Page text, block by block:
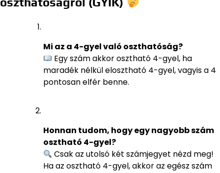
Mi az a 4-gyel való oszthatóság?
Egy szám akkor osztható 4-gyel, ha
maradék nélkül elosztható 4-gyel, vagyis a 4
pontosan elfér benne.
Honnan tudom, hogy egy nagyobb szám
osztható 4-gyel?
Csak az utolsó két számjegyet nézd meg!
Ha az osztható 4-gyel, akkor az egész szám